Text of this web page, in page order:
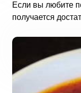
Если вы любите
получается